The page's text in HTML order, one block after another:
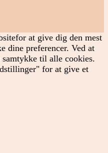
at give dig den mest
dine preferencer. Ved at
til alle cookies.
for at give et